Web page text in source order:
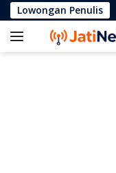
Skip
to
content
Lowongan Penulis